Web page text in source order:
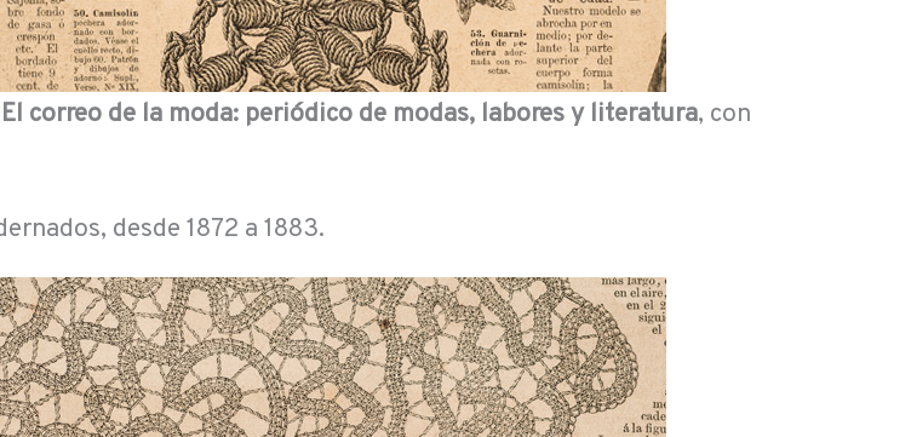
El correo de la moda: periódico de modas, labores y literatura, con
desde 1872 a 1883.